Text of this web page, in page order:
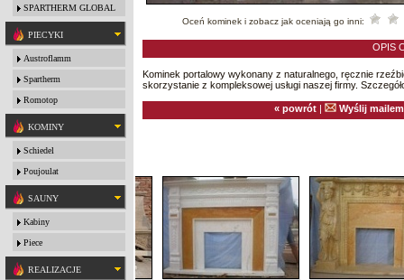
SPARTHERM GLOBAL
PIECYKI
Austroflamm
Spartherm
Romotop
KOMINY
Schiedel
Poujoulat
SAUNY
Kabiny
Piece
REALIZACJE
Oceń kominek i zobacz jak oceniają go inni:
OPIS
Kominek portalowy wykonany z naturalnego, ręcznie
skorzystanie z kompleksowej usługi naszej firmy.
« powrót| Wyślij